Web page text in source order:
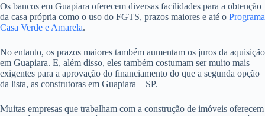
Os bancos em Guapiara oferecem diversas facilidades para a obtenção
da casa própria como o uso do FGTS, prazos maiores e até o Programa
Casa Verde e Amarela.
No entanto, os prazos maiores também aumentam os juros da aquisição
em Guapiara. E, além disso, eles também costumam ser muito mais
exigentes para a aprovação do financiamento do que a segunda opção
da lista, as construtoras em Guapiara – SP.
Muitas empresas que trabalham com a construção de imóveis oferecem